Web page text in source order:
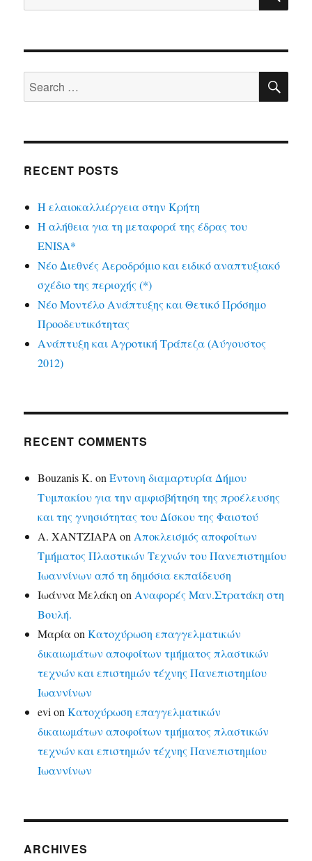
for:
Search
for:
RECENT POSTS
Η ελαιοκαλλιέργεια στην Κρήτη
Η αλήθεια για τη μεταφορά της έδρας του
ENISA*
Νέο Διεθνές Αεροδρόμιο και ειδικό αναπτυξιακό
σχέδιο της περιοχής (*)
Νέο Μοντέλο Ανάπτυξης και Θετικό Πρόσημο
Προοδευτικότητας
Ανάπτυξη και Αγροτική Τράπεζα (Αύγουστος
2012)
RECENT COMMENTS
Bouzanis K. onΈντονη διαμαρτυρία Δήμου
Τυμπακίου για την αμφισβήτηση της προέλευσης
και της γνησιότητας του Δίσκου της Φαιστού
Α. ΧΑΝΤΖΙΑΡΑ on Αποκλεισμός αποφοίτων
Τμήματος Πλαστικών Τεχνών του Πανεπιστημίου
Ιωαννίνων από τη δημόσια εκπαίδευση
Ιωάννα Μελάκη on Αναφορές Μαν.Στρατάκη στη
Βουλή.
ΜαρίαonΚατοχύρωση επαγγελματικών
δικαιωμάτων αποφοίτων τμήματος πλαστικών
τεχνών και επιστημών τέχνης Πανεπιστημίου
Ιωαννίνων
evi onΚατοχύρωση επαγγελματικών
δικαιωμάτων αποφοίτων τμήματος πλαστικών
τεχνών και επιστημών τέχνης Πανεπιστημίου
Ιωαννίνων
ARCHIVES